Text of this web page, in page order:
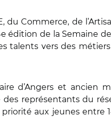
du Commerce, de
édition de la Semaine
talents vers des
d’Angers et ancien
des représentants du
aux jeunes entre